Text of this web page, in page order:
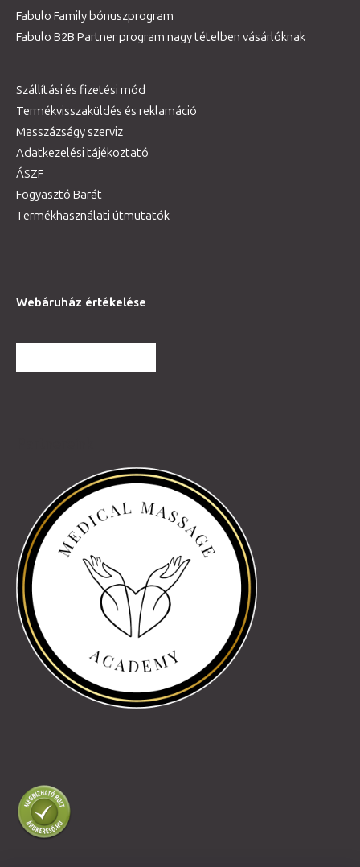
Fabulo Family bónuszprogram
Fabulo B2B Partner program nagy tételben vásárlóknak
Szállítási és fizetési mód
Termékvisszaküldés és reklamáció
Masszázságy szerviz
Adatkezelési tájékoztató
ÁSZF
Fogyasztó Barát
Termékhasználati útmutatók
Webáruház értékelése